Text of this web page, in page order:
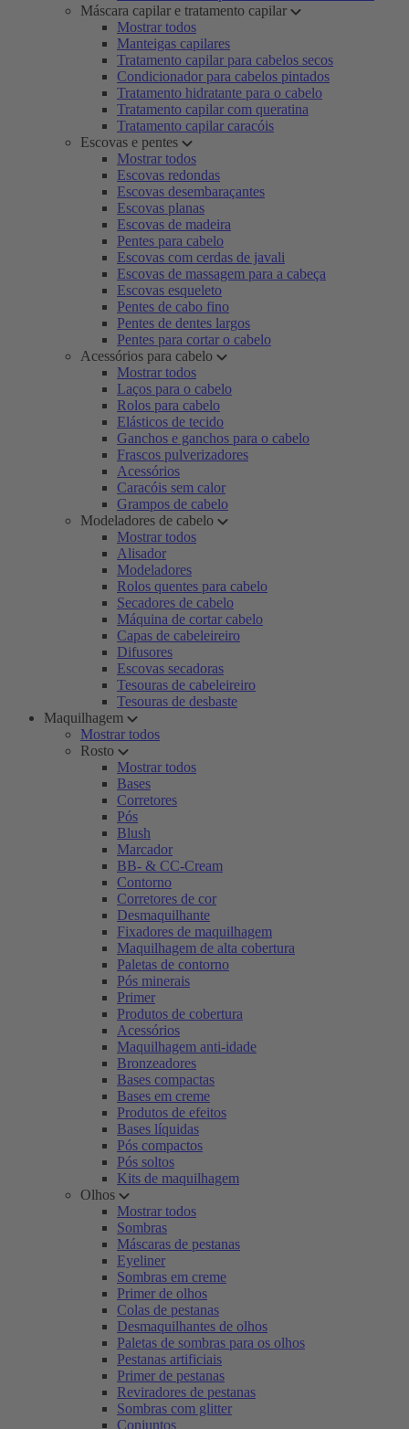
Máscara capilar e tratamento capilar
Mostrar todos
Manteigas capilares
Tratamento capilar para cabelos secos
Condicionador para cabelos pintados
Tratamento hidratante para o cabelo
Tratamento capilar com queratina
Tratamento capilar caracóis
Escovas e pentes
Mostrar todos
Escovas redondas
Escovas desembaraçantes
Escovas planas
Escovas de madeira
Pentes para cabelo
Escovas com cerdas de javali
Escovas de massagem para a cabeça
Escovas esqueleto
Pentes de cabo fino
Pentes de dentes largos
Pentes para cortar o cabelo
Acessórios para cabelo
Mostrar todos
Laços para o cabelo
Rolos para cabelo
Elásticos de tecido
Ganchos e ganchos para o cabelo
Frascos pulverizadores
Acessórios
Caracóis sem calor
Grampos de cabelo
Modeladores de cabelo
Mostrar todos
Alisador
Modeladores
Rolos quentes para cabelo
Secadores de cabelo
Máquina de cortar cabelo
Capas de cabeleireiro
Difusores
Escovas secadoras
Tesouras de cabeleireiro
Tesouras de desbaste
Maquilhagem
Mostrar todos
Rosto
Mostrar todos
Bases
Corretores
Pós
Blush
Marcador
BB- & CC-Cream
Contorno
Corretores de cor
Desmaquilhante
Fixadores de maquilhagem
Maquilhagem de alta cobertura
Paletas de contorno
Pós minerais
Primer
Produtos de cobertura
Acessórios
Maquilhagem anti-idade
Bronzeadores
Bases compactas
Bases em creme
Produtos de efeitos
Bases líquidas
Pós compactos
Pós soltos
Kits de maquilhagem
Olhos
Mostrar todos
Sombras
Máscaras de pestanas
Eyeliner
Sombras em creme
Primer de olhos
Colas de pestanas
Desmaquilhantes de olhos
Paletas de sombras para os olhos
Pestanas artificiais
Primer de pestanas
Reviradores de pestanas
Sombras com glitter
Conjuntos